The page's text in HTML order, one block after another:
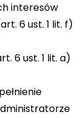
interesów
6 ust. 1 lit. f)
6 ust. 1 lit. a)